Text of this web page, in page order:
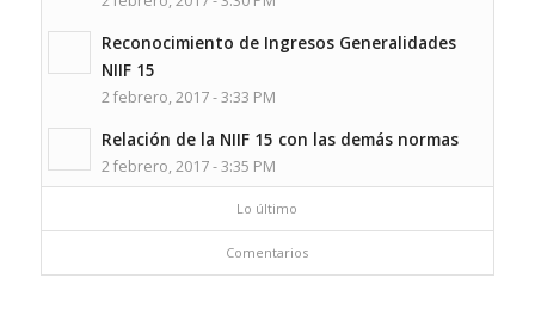
Reconocimiento de Ingresos Generalidades
NIIF 15
2 febrero, 2017 - 3:33 PM
Relación de la NIIF 15 con las demás normas
2 febrero, 2017 - 3:35 PM
Lo último
Comentarios